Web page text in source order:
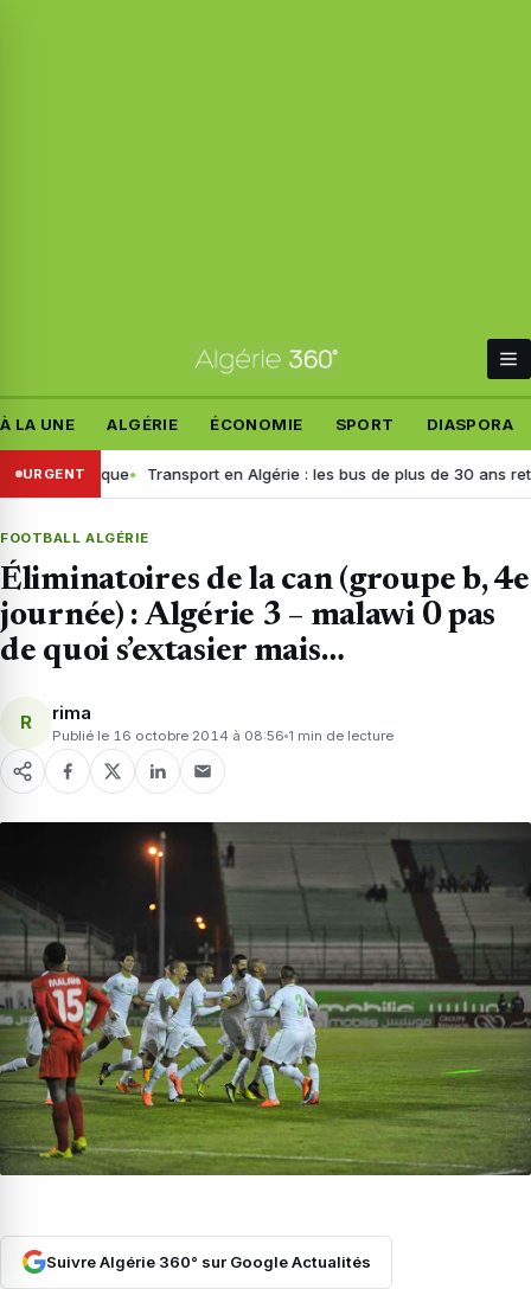
À LA UNE ALGÉRIE ÉCONOMIE SPORT DIASPORA
URGENT Transport en Algérie : les bus de plus de 30 ans retirés,
FOOTBALL ALGÉRIE
Éliminatoires de la can (groupe b, 4e
journée) : Algérie 3 – malawi 0 pas
de quoi s’extasier mais…
R rima
Publié le 16 octobre 2014 à 08:56 1 min de lecture
Suivre Algérie 360° sur Google Actualités